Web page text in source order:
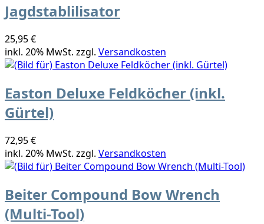
Jagdstablilisator
25,95 €
inkl. 20% MwSt. zzgl. Versandkosten
Easton Deluxe Feldköcher (inkl.
Gürtel)
72,95 €
inkl. 20% MwSt. zzgl. Versandkosten
Beiter Compound Bow Wrench
(Multi-Tool)